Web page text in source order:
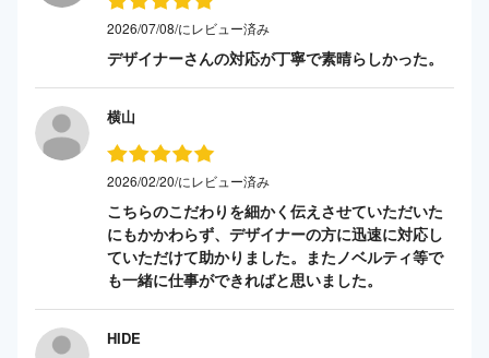
2026/07/08/にレビュー済み
デザイナーさんの対応が丁寧で素晴らしかった。
横山
2026/02/20/にレビュー済み
こちらのこだわりを細かく伝えさせていただいた
にもかかわらず、デザイナーの方に迅速に対応し
ていただけて助かりました。またノベルティ等で
も一緒に仕事ができればと思いました。
HIDE